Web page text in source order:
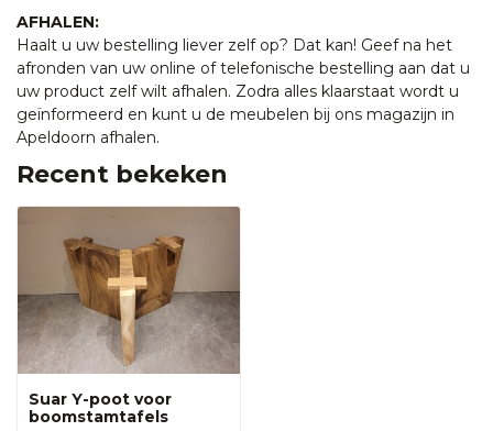
AFHALEN:
Haalt u uw bestelling liever zelf op? Dat kan! Geef na het
afronden van uw online of telefonische bestelling aan dat u
uw product zelf wilt afhalen. Zodra alles klaarstaat wordt u
geïnformeerd en kunt u de meubelen bij ons magazijn in
Apeldoorn afhalen.
Recent bekeken
Suar Y-poot voor
boomstamtafels